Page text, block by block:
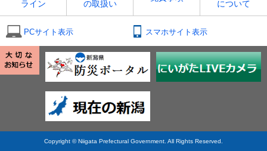
ライン
の取扱い
について
PCサイト表示 スマホサイト表示
Copyright © Niigata Prefectural Government. All Rights Reserved.